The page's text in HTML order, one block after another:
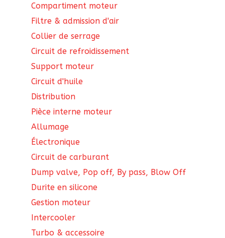
Compartiment moteur
Filtre & admission d'air
Collier de serrage
Circuit de refroidissement
Support moteur
Circuit d'huile
Distribution
Pièce interne moteur
Allumage
Électronique
Circuit de carburant
Dump valve, Pop off, By pass, Blow Off
Durite en silicone
Gestion moteur
Intercooler
Turbo & accessoire